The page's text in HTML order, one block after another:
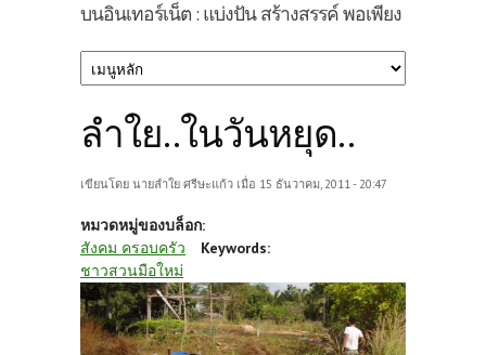
บนอินเทอร์เน็ต : แบ่งปัน สร้างสรรค์ พอเพียง
ลำใย..ในวันหยุด..
เขียนโดย นายลำใย ศรีษะแก้ว เมื่อ 15 ธันวาคม, 2011 - 20:47
หมวดหมู่ของบล็อก:
สังคม ครอบครัว
Keywords:
ชาวสวนมือใหม่